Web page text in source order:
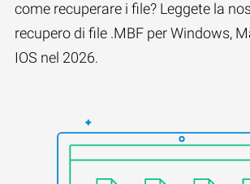
come recuperare i file? Leggete la
recupero di file .MBF per Windows,
IOS nel 2026.